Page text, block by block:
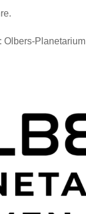
Olbers-Planetarium